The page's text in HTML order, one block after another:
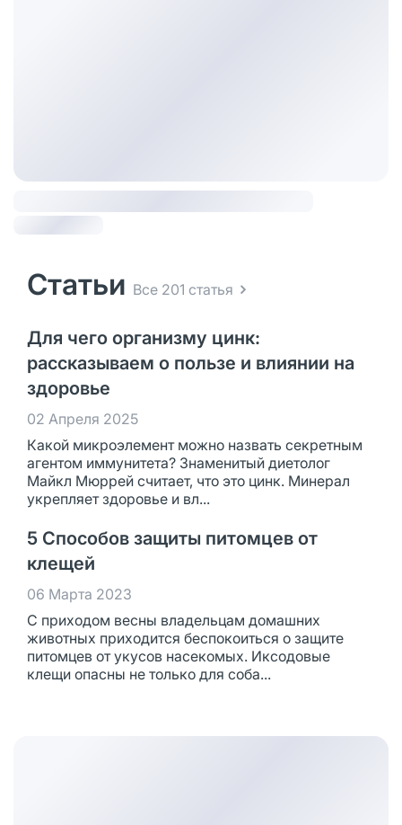
Статьи Все 201 статья
Для чего организму цинк:
рассказываем о пользе и влиянии на
здоровье
02 Апреля 2025
Какой микроэлемент можно назвать секретным
агентом иммунитета? Знаменитый диетолог
Майкл Мюррей считает, что это цинк. Минерал
укрепляет здоровье и вл...
5 Способов защиты питомцев от
клещей
06 Марта 2023
С приходом весны владельцам домашних
животных приходится беспокоиться о защите
питомцев от укусов насекомых. Иксодовые
клещи опасны не только для соба...